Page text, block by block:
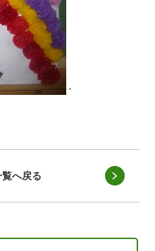
'
へ戻る